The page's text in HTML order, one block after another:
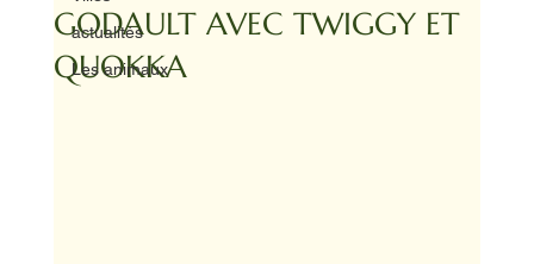
actualités
Les animaux
GODAULT AVEC TWIGGY ET
QUOKKA